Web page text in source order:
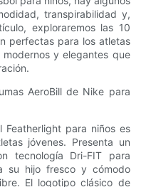
transpirabilidad y,
exploraremos las 10
perfectas para los atletas
y elegantes que
AeroBill de Nike para
para niños es
jóvenes. Presenta un
tecnología Dri-FIT para
su hijo fresco y cómodo
El logotipo clásico de